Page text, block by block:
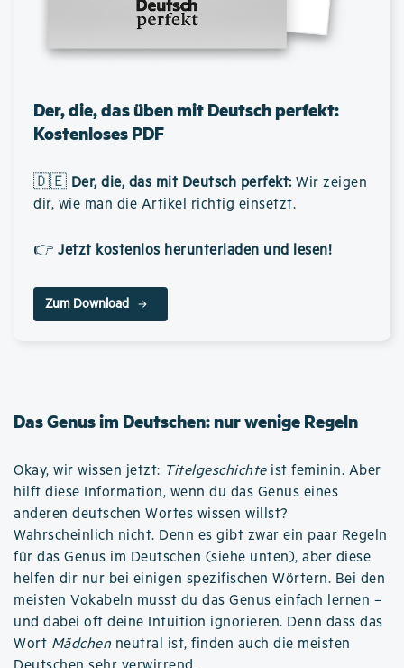
Der, die, das üben mit Deutsch perfekt:
Kostenloses PDF
🇩🇪 Der, die, das mit Deutsch perfekt: Wir zeigen
dir, wie man die Artikel richtig einsetzt.
👉 Jetzt kostenlos herunterladen und lesen!
Zum Download
Das Genus im Deutschen: nur wenige Regeln
Okay, wir wissen jetzt: Titelgeschichteist feminin. Aber
hilft diese Information, wenn du das Genus eines
anderen deutschen Wortes wissen willst?
Wahrscheinlich nicht. Denn es gibt zwar ein paar Regeln
für das Genus im Deutschen (siehe unten), aber diese
helfen dir nur bei einigen spezifischen Wörtern. Bei den
meisten Vokabeln musst du das Genus einfach lernen –
und dabei oft deine Intuition ignorieren. Denn dass das
Wort Mädchen neutral ist, finden auch die meisten